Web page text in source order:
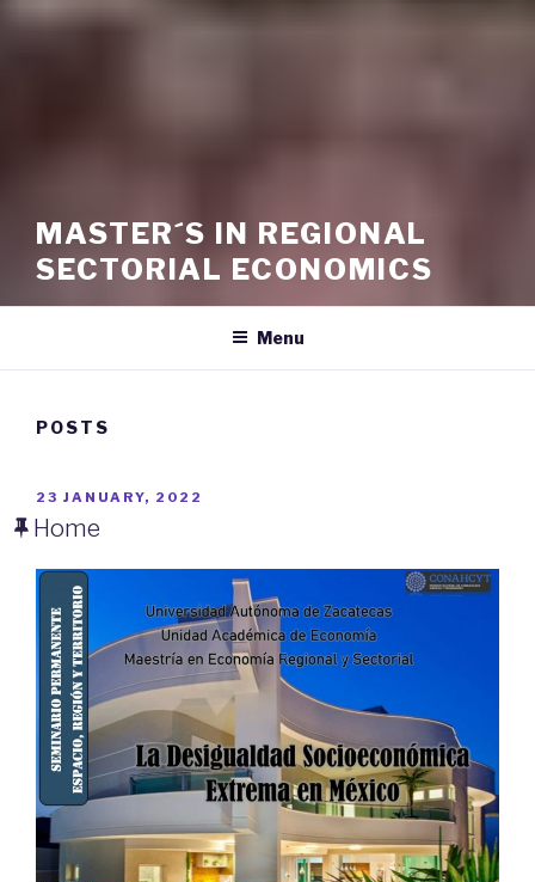
MASTER´S IN REGIONAL
SECTORIAL ECONOMICS
Menu
POSTS
POSTED
ON
23 JANUARY, 2022
Home